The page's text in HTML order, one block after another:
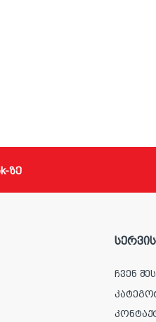
ზე
ჩვენ